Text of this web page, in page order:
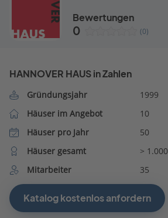
Bewertungen
0 (0)
HANNOVER HAUS in Zahlen
Gründungsjahr
1999
Häuser im Angebot
10
Häuser pro Jahr
50
Häuser gesamt
> 1.000
Mitarbeiter
35
Katalog kostenlos anfordern